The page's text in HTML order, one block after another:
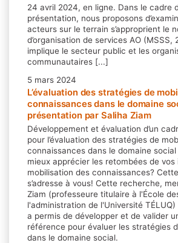
24 avril 2024, en ligne. Dans le cadre
présentation, nous proposons
acteurs sur le terrain s’approprient le
d’organisation de services AO (MSSS,
implique le secteur public et les
communautaires [...]
5 mars 2024
L’évaluation des stratégies de
connaissances dans le domaine
présentation par Saliha Ziam
Développement et évaluation d’un
pour l’évaluation des stratégies de
connaissances dans le domaine
mieux apprécier les retombées de vos
mobilisation des connaissances?
s’adresse à vous! Cette recherche,
Ziam (professeure titulaire à l'École
l'administration de l'Université
a permis de développer et de valider
référence pour évaluer les stratégies
dans le domaine social.